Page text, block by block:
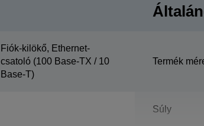
Fiók-kilökő, Ethernet-
csatoló (100 Base-TX / 10
Base-T)
Termék
Súly